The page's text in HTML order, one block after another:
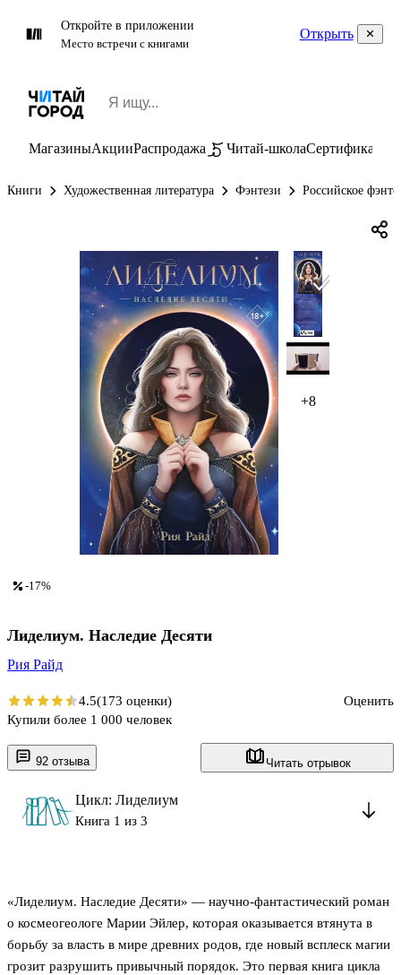
Откройте в приложении
Место встречи с книгами
Открыть
МагазиныАкцииРаспродажа Читай-школаСертификаты
Книги Художественная литература Фэнтези Российское
+8
92 отзыва Читать отрывок
Цикл: Лиделиум
Книга 1 из 3
«Лиделиум. Наследие Десяти» — научно-фантастический роман
о космеогеологе Марии Эйлер, которая оказывается втянута в
борьбу за власть в мире древних родов, где новый всплеск магии
грозит разрушить привычный порядок. Это первая книга цикла
-17%
Лиделиум. Наследие Десяти
Рия Райд
4.5(173 оценки)
Оценить
Купили более 1 000 человек